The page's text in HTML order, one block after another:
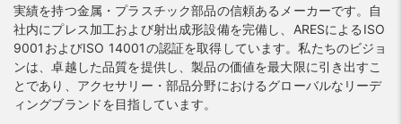
実績を持つ金属・プラスチック部品の信頼あるメーカーです。自
社内にプレス加工および射出成形設備を完備し、ARESによるISO
9001およびISO 14001の認証を取得しています。私たちのビジョ
ンは、卓越した品質を提供し、製品の価値を最大限に引き出すこ
とであり、アクセサリー・部品分野におけるグローバルなリーデ
ィングブランドを目指しています。